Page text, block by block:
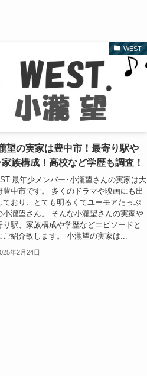
WEST.
望の実家は豊中市！最寄り駅や
家族構成！高校など学歴も調査！
最年少メンバー･小瀧望さんの実家は大
豊中市です。 多くのドラマや映画にも出
ており、とても明るくてユーモアたっぷ
小瀧望さん。 そんな小瀧望さんの実家や
り駅、家族構成や学歴などエピソードと
ご紹介致します。 小瀧望の実家は...
年2月24日